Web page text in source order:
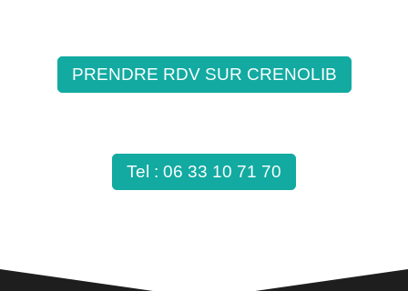
PRENDRE RDV SUR CRENOLIB
Tel : 06 33 10 71 70